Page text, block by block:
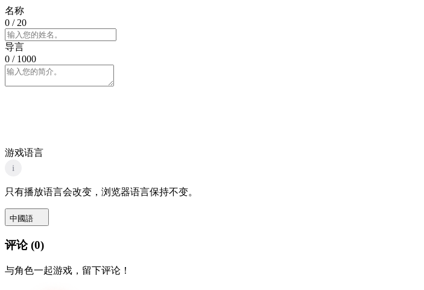
名称
0 / 20
导言
0 / 1000
游戏语言
i
只有播放语言会改变，浏览器语言保持不变。
中國語
评论(0)
与角色一起游戏，留下评论！